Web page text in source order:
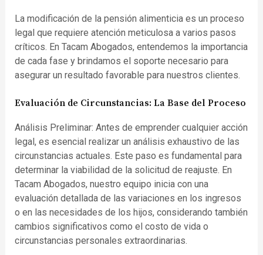
La modificación de la pensión alimenticia es un proceso
legal que requiere atención meticulosa a varios pasos
críticos. En Tacam Abogados, entendemos la importancia
de cada fase y brindamos el soporte necesario para
asegurar un resultado favorable para nuestros clientes.
Evaluación de Circunstancias: La Base del Proceso
Análisis Preliminar: Antes de emprender cualquier acción
legal, es esencial realizar un análisis exhaustivo de las
circunstancias actuales. Este paso es fundamental para
determinar la viabilidad de la solicitud de reajuste. En
Tacam Abogados, nuestro equipo inicia con una
evaluación detallada de las variaciones en los ingresos
o en las necesidades de los hijos, considerando también
cambios significativos como el costo de vida o
circunstancias personales extraordinarias.